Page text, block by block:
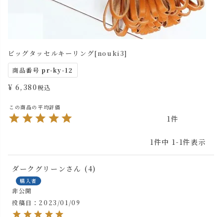
ビッグタッセルキーリング[nouki3]
商品番号 pr-ky-12
¥ 6,380税込
1
1件中 1-1件表示
ダークグリーン 4
購入者
非公開
投稿日
2023/01/09